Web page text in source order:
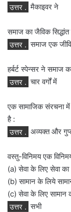
उत्तर . मैकाइवर ने
समाज का जैविक
उत्तर . समाज एक
हर्बर्ट स्पेन्सर ने समाज
उत्तर . चार वर्गों में
एक सामाजिक संरचना में
है :
उत्तर . अव्यक्त और
वस्तु-विनिमय एक
(a) सेवा के लिए सेवा का
(b) सामान के लिये
(c) सेवा के लिए सामान
उत्तर . सभी